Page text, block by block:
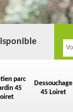
parc
45
Dessouchage
45 Loiret